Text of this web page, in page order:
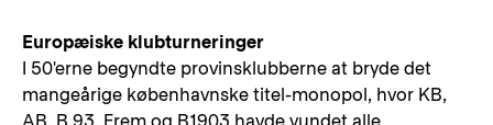
Europæiske klubturneringer
I 50'erne begyndte provinsklubberne at bryde det
mangeårige københavnske titel-monopol, hvor KB,